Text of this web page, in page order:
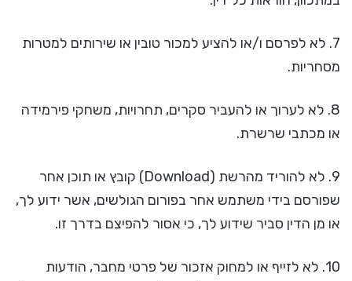
7. לא לפרסם ו/או להציע למכור טובין או שירותים למטרות
מסחריות.
8. לא לערוך או להעביר סקרים, תחרויות, משחקי פירמידה
או מכתבי שרשרת.
9. לא להוריד מהרשת (Download) קובץ או תוכן אחר
שפורסם בידי משתמש אחר בפורום הגולשים, אשר ידוע לך,
או מן הדין סביר שידוע לך, כי אסור להפיצם בדרך זו.
10. לא לזייף או למחוק אזכור של פרטי מחבר, הודעות